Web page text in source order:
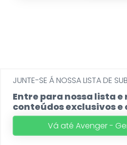
JUNTE-SE Á NOSSA LISTA DE
Entre para nossa lista e
conteúdos exclusivos
Vá até Avenger -